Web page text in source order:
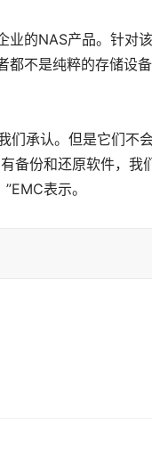
业的NAS产品。针对
都不是纯粹的存储设
们承认。但是它们不
备份和还原软件，我
表示。